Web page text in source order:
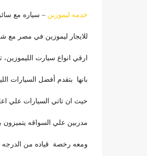
خدمه ليموزين – سياره مع
للايجار ليموزين في مصر مع شركه
ارقي انواع سيارت
بانها بتقدم أفضل السيارات
حيث ان تاتي السيارات علي
مدربين علي السواقه يتميزون
ومعه رخصة قياده من الدرجه